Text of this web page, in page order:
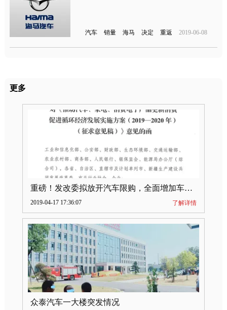
汽车 销量 海马 决定 重返 2019-06-08
更多
重磅！发改委拟放开汽车限购，全面增加车牌指标
2019-04-17 17:36:07 了解详情
众泰汽车一大楼突发情况